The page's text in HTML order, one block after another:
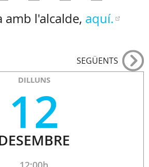
amb l'alcalde, aquí.
SEGÜENTS
DILLUNS
12